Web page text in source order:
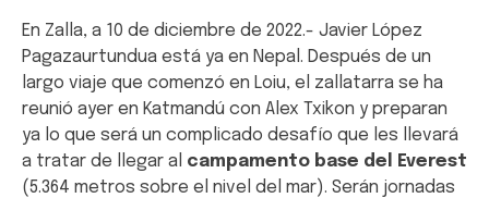
En Zalla, a 10 de diciembre de 2022.- Javier López
Pagazaurtundua está ya en Nepal. Después de un
largo viaje que comenzó en Loiu, el zallatarra se ha
reunió ayer en Katmandú con Alex Txikon y preparan
ya lo que será un complicado desafío que les llevará
a tratar de llegar al campamento base del Everest
(5.364 metros sobre el nivel del mar). Serán jornadas